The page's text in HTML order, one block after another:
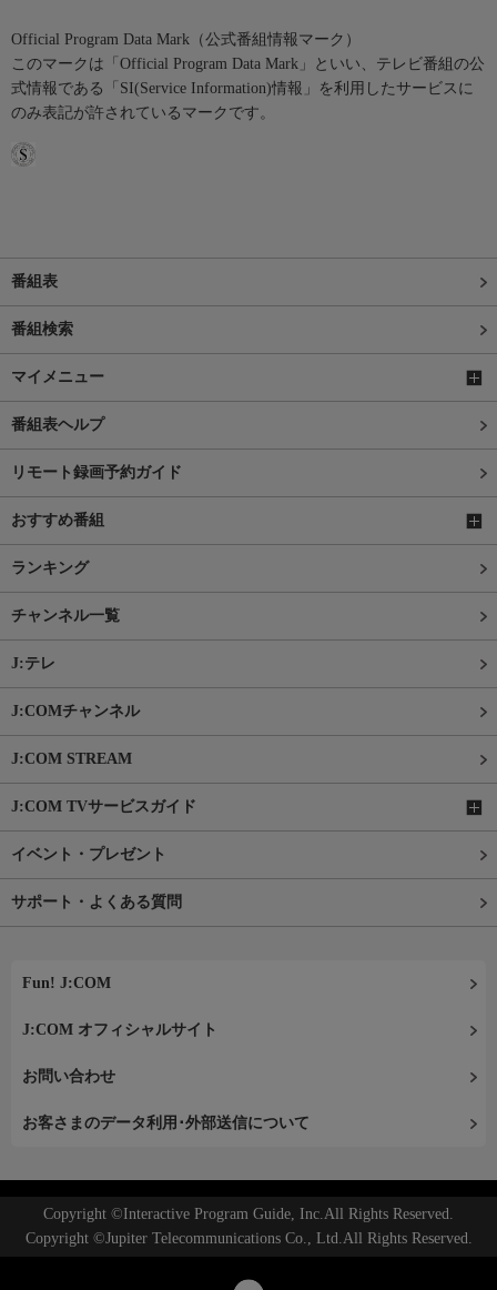
Official Program Data Mark（公式番組情報マーク）
このマークは「Official Program Data Mark」といい、テレビ番組の公
式情報である「SI(Service Information)情報」を利用したサービスに
のみ表記が許されているマークです。
番組表
番組検索
マイメニュー
番組表ヘルプ
リモート録画予約ガイド
おすすめ番組
ランキング
チャンネル一覧
J:テレ
J:COMチャンネル
J:COM STREAM
J:COM TVサービスガイド
イベント・プレゼント
サポート・よくある質問
Fun! J:COM
J:COM オフィシャルサイト
お問い合わせ
お客さまのデータ利用･外部送信について
Copyright ©Interactive Program Guide, Inc.All Rights Reserved.
Copyright ©Jupiter Telecommunications Co., Ltd.All Rights Reserved.